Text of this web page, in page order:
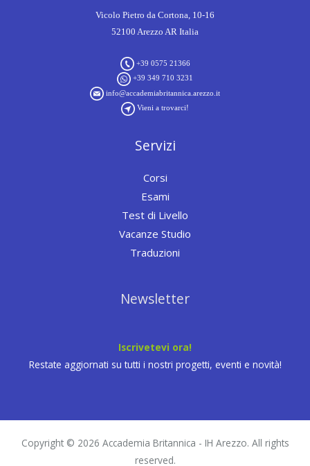
Vicolo Pietro da Cortona, 10-16
52100 Arezzo AR Italia
+39 0575 21366
+39 349 710 3231
info@accademiabritannica.arezzo.it
Vieni a trovarci!
Servizi
Corsi
Esami
Test di Livello
Vacanze Studio
Traduzioni
Newsletter
Iscrivetevi ora!
Restate aggiornati su tutti i nostri progetti, eventi e novità!
Copyright © 2026 Accademia Britannica - IH Arezzo. All rights
reserved.